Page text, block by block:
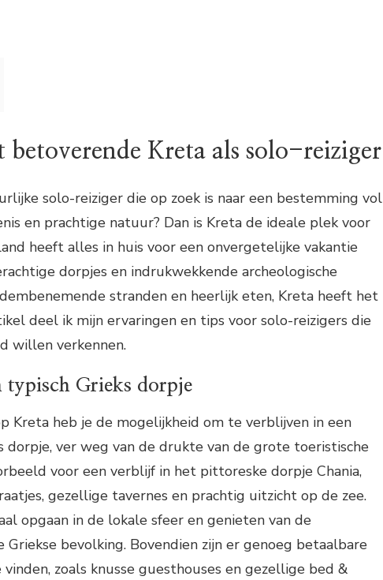
betoverende Kreta als solo-reiziger
solo-reiziger die op zoek is naar een bestemming vol
en prachtige natuur? Dan is Kreta de ideale plek voor
heeft alles in huis voor een onvergetelijke vakantie
dorpjes en indrukwekkende archeologische
stranden en heerlijk eten, Kreta heeft het
deel ik mijn ervaringen en tips voor solo-reizigers die
willen verkennen.
typisch Grieks dorpje
Kreta heb je de mogelijkheid om te verblijven in een
dorpje, ver weg van de drukte van de grote toeristische
voor een verblijf in het pittoreske dorpje Chania,
gezellige tavernes en prachtig uitzicht op de zee.
opgaan in de lokale sfeer en genieten van de
Griekse bevolking. Bovendien zijn er genoeg betaalbare
zoals knusse guesthouses en gezellige bed &